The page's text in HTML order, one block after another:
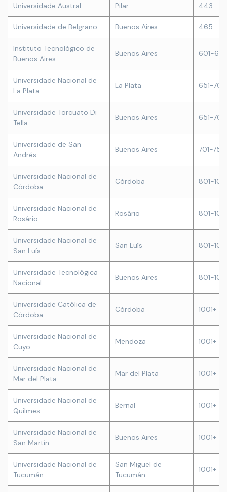
Universidade Austral Pilar 443
Universidade de Belgrano Buenos Aires 465
Instituto Tecnológico de
Buenos Aires
Buenos Aires 601-
Universidade Nacional de
La Plata
La Plata 651-700
Universidade Torcuato Di
Tella
Buenos Aires 651-700
Universidade de San
Andrés
Buenos Aires 701-750
Universidade Nacional de
Córdoba
Córdoba 801-
Universidade Nacional de
Rosário
Rosário 801-
Universidade Nacional de
San Luís
San Luís 801-
Universidade Tecnológica
Nacional
Buenos Aires 801-
Universidade Católica de
Córdoba
Córdoba 1001+
Universidade Nacional de
Cuyo
Mendoza 1001+
Universidade Nacional de
Mar del Plata
Mar del Plata 1001+
Universidade Nacional de
Quilmes
Bernal 1001+
Universidade Nacional de
San Martín
Buenos Aires 1001+
Universidade Nacional de
Tucumán
San Miguel de
Tucumán
1001+